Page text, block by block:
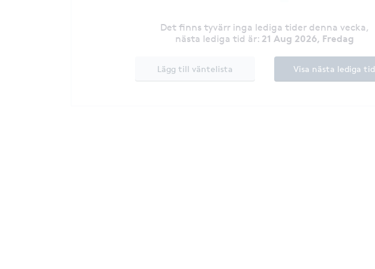
Det finns tyvärr inga lediga tider denna vecka,
nästa lediga tid är: 21 Aug 2026, Fredag
Lägg till väntelista Visa nästa lediga tid